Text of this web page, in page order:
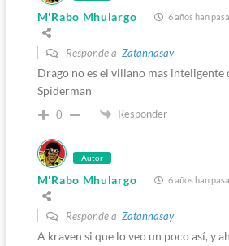
M'Rabo Mhulargo 6 años han
Responde a Zatannasay
Drago no es el villano mas inteligente
Spiderman
0 Responder
Autor
M'Rabo Mhulargo 6 años han
Responde a Zatannasay
A kraven si que lo veo un poco así, y